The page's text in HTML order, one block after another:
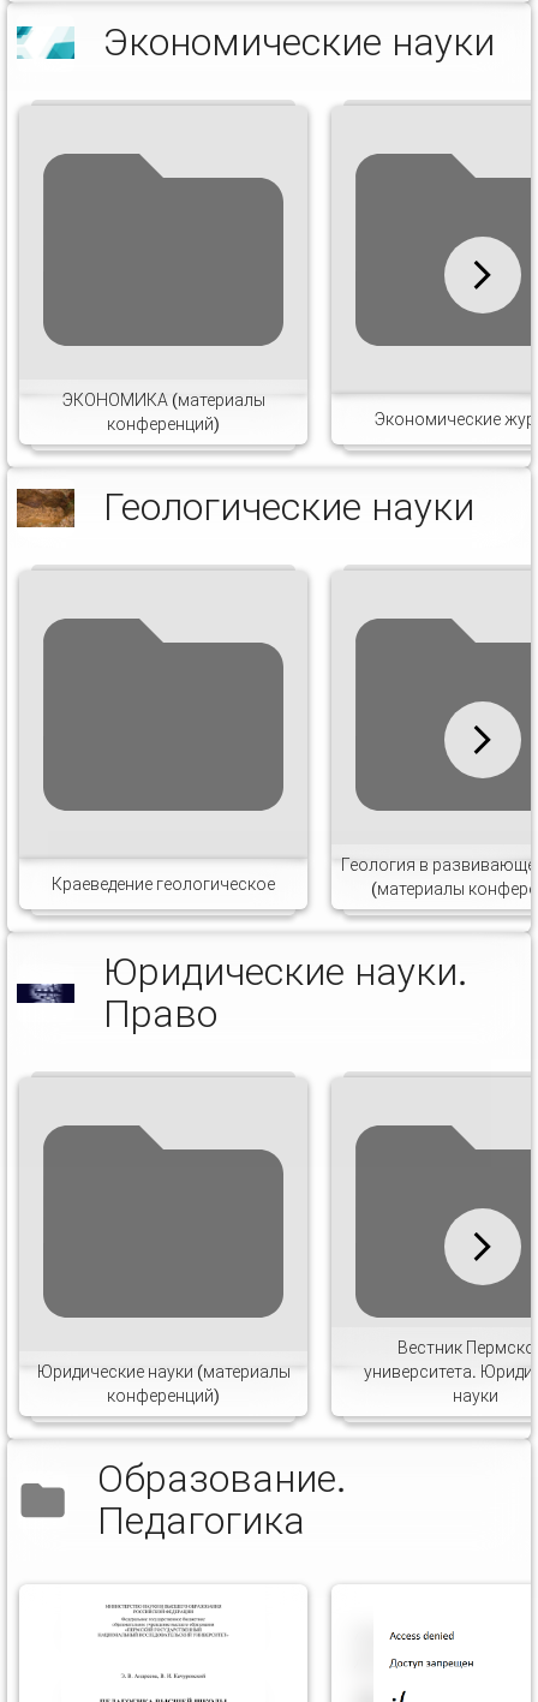
Экономические науки
ЭКОНОМИКА (материалы
конференций)
Экономические
Геологические науки
Краеведение геологическое
Геология в
(материалы
Юридические науки.
Право
Юридические науки (материалы
конференций)
Вестник
университета.
науки
Образование.
Педагогика